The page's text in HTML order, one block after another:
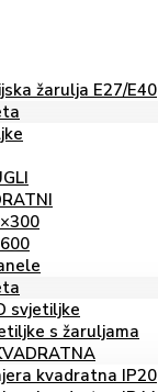
žarulja E27/E40
svjetiljke
s žaruljama
kvadratna IP20